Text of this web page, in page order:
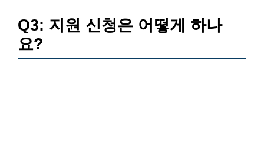
Q3: 지원 신청은 어떻게 하나
요?